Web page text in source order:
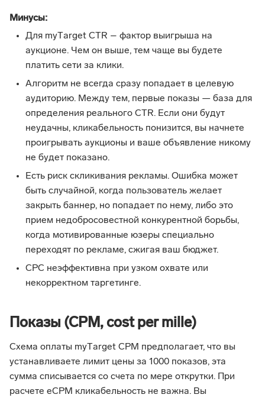
Минусы:
Для myТarget CTR – фактор выигрыша на
аукционе. Чем он выше, тем чаще вы будете
платить сети за клики.
Алгоритм не всегда сразу попадает в целевую
аудиторию. Между тем, первые показы — база для
определения реального CTR. Если они будут
неудачны, кликабельность понизится, вы начнете
проигрывать аукционы и ваше объявление никому
не будет показано.
Есть риск скликивания рекламы. Ошибка может
быть случайной, когда пользователь желает
закрыть баннер, но попадает по нему, либо это
прием недобросовестной конкурентной борьбы,
когда мотивированные юзеры специально
переходят по рекламе, сжигая ваш бюджет.
СРС неэффективна при узком охвате или
некорректном таргетинге.
Показы (CPM, cost per mille)
Схема оплаты myТarget CPM предполагает, что вы
устанавливаете лимит цены за 1000 показов, эта
сумма списывается со счета по мере открутки. При
расчете еСРМ кликабельность не важна. Вы